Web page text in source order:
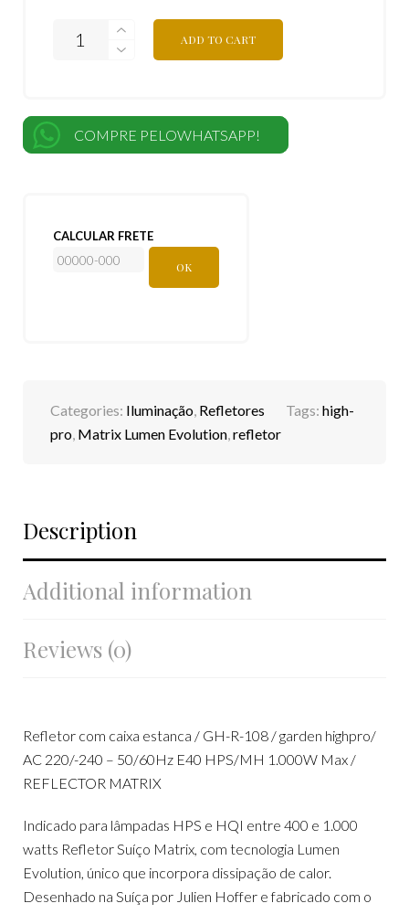
ADD TO CART
COMPRE PELOWHATSAPP!
CALCULAR FRETE
OK
Categories: Iluminação, Refletores Tags: high-
pro, Matrix Lumen Evolution,refletor
Description
Additional information
Reviews (0)
Refletor com caixa estanca / GH-R-108 / garden highpro/
AC 220/-240 – 50/60Hz E40 HPS/MH 1.000W Max /
REFLECTOR MATRIX
Indicado para lâmpadas HPS e HQI entre 400 e 1.000
watts Refletor Suíço Matrix, com tecnologia Lumen
Evolution, único que incorpora dissipação de calor.
Desenhado na Suíça por Julien Hoffer e fabricado com o